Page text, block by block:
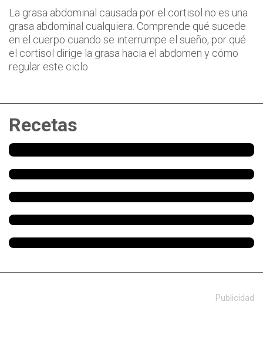
La grasa abdominal causada por el cortisol no es una
grasa abdominal cualquiera. Comprende qué sucede
en el cuerpo cuando se interrumpe el sueño, por qué
el cortisol dirige la grasa hacia el abdomen y cómo
regular este ciclo.
Recetas
Publicidad